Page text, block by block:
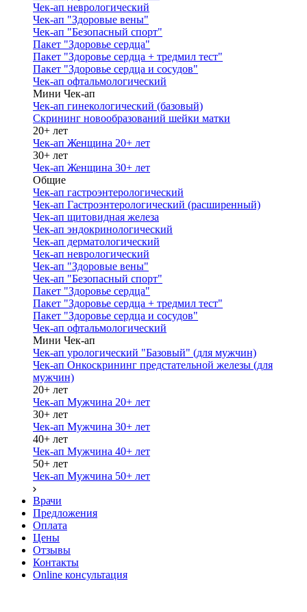
Чек-ап неврологический
Чек-ап "Здоровые вены"
Чек-ап "Безопасный спорт"
Пакет "Здоровье сердца"
Пакет "Здоровье сердца + тредмил тест"
Пакет "Здоровье сердца и сосудов"
Чек-ап офтальмологический
Мини Чек-ап
Чек-ап гинекологический (базовый)
Скрининг новообразований шейки матки
20+ лет
Чек-ап Женщина 20+ лет
30+ лет
Чек-ап Женщина 30+ лет
Общие
Чек-ап гастроэнтерологический
Чек-ап Гастроэнтерологический (расширенный)
Чек-ап щитовидная железа
Чек-ап эндокринологический
Чек-ап дерматологический
Чек-ап неврологический
Чек-ап "Здоровые вены"
Чек-ап "Безопасный спорт"
Пакет "Здоровье сердца"
Пакет "Здоровье сердца + тредмил тест"
Пакет "Здоровье сердца и сосудов"
Чек-ап офтальмологический
Мини Чек-ап
Чек-ап урологический "Базовый" (для мужчин)
Чек-ап Онкоскрининг предстательной железы (для
мужчин)
20+ лет
Чек-ап Мужчина 20+ лет
30+ лет
Чек-ап Мужчина 30+ лет
40+ лет
Чек-ап Мужчина 40+ лет
50+ лет
Чек-ап Мужчина 50+ лет
Врачи
Предложения
Оплата
Цены
Отзывы
Контакты
Online консультация